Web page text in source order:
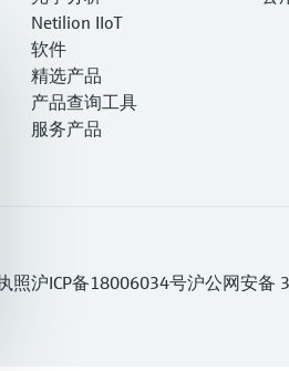
Netilion IIoT
软件
精选产品
产品查询工具
服务产品
照沪ICP备18006034号沪公网安备